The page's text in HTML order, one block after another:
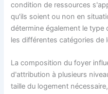
condition de ressources
qu'ils soient ou non en
détermine également le type
les différentes catégories de
La composition du foyer
d'attribution à plusieurs
taille du logement